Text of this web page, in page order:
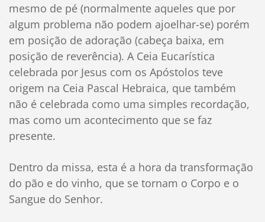
mesmo de pé (normalmente aqueles que por
algum problema não podem ajoelhar-se) porém
em posição de adoração (cabeça baixa, em
posição de reverência). A Ceia Eucarística
celebrada por Jesus com os Apóstolos teve
origem na Ceia Pascal Hebraica, que também
não é celebrada como uma simples recordação,
mas como um acontecimento que se faz
presente.
Dentro da missa, esta é a hora da transformação
do pão e do vinho, que se tornam o Corpo e o
Sangue do Senhor.